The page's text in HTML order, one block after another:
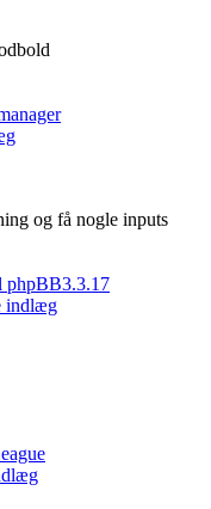
og få nogle inputs
phpBB3.3.17
indlæg